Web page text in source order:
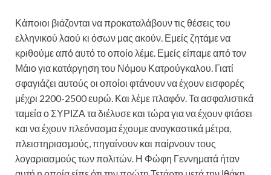
Κάποιοι βιάζονται να προκαταλάβουν τις θέσεις του
ελληνικού λαού κι όσων μας ακούν. Εμείς ζητάμε να
κριθούμε από αυτό το οποίο λέμε. Εμείς είπαμε από τον
Μάιο για κατάργηση του Νόμου Κατρούγκαλου. Γιατί
σφαγιάζει αυτούς οι οποίοι φτάνουν να έχουν εισφορές
μέχρι 2200-2500 ευρώ. Και λέμε πλαφόν. Τα ασφαλιστικά
ταμεία ο ΣΥΡΙΖΑ τα διέλυσε και τώρα για να έχουν φτάσει
και να έχουν πλεόνασμα έχουμε αναγκαστικά μέτρα,
πλειστηριασμούς, πηγαίνουν και παίρνουν τους
λογαριασμούς των πολιτών. Η Φώφη Γεννηματά ήταν